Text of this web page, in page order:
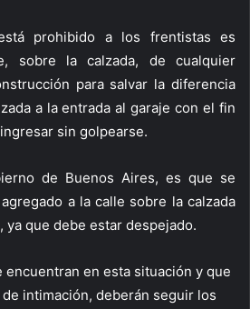
prohibido a los frentistas es
sobre la calzada, de cualquier
para salvar la diferencia
a la entrada al garaje con el fin
sin golpearse.
de Buenos Aires, es que se
a la calle sobre la calzada
ya que debe estar despejado.
encuentran en esta situación y que
intimación, deberán seguir los